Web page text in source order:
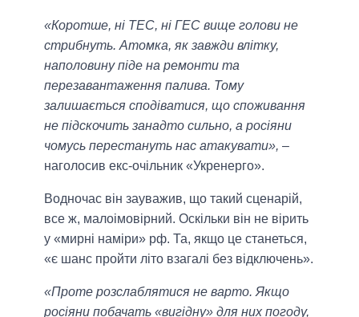
«Коротше, ні ТЕС, ні ГЕС вище голови не
стрибнуть. Атомка, як завжди влітку,
наполовину піде на ремонти та
перезавантаження палива. Тому
залишається сподіватися, що споживання
не підскочить занадто сильно, а росіяни
чомусь перестануть нас атакувати», –
наголосив екс-очільник «Укренерго».
Водночас він зауважив, що такий сценарій,
все ж, малоімовірний. Оскільки він не вірить
у «мирні наміри» рф. Та, якщо це станеться,
«є шанс пройти літо взагалі без відключень».
«Проте розслаблятися не варто. Якщо
росіяни побачать «вигідну» для них погоду,